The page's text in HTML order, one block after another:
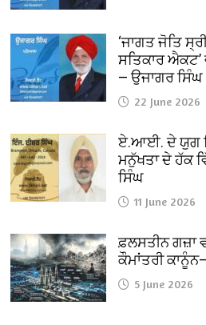
‘ਜਾਗਤ ਜੋਤਿ
ਸਤਿਕਾਰ ਐਕਟ’
— ਉਜਾਗਰ ਸਿੰਘ
22 June 2026
ਏ.ਆਈ. ਦੇ ਯੁਗ
ਮਨੁੱਖਤਾ ਦੇ ਹੱਕ
ਸਿੰਘ
11 June 2026
ਫ਼ਲਸਤੀਨ ਗਜ਼ਾ
ਕੌਮਾਂਤਰੀ
5 June 2026